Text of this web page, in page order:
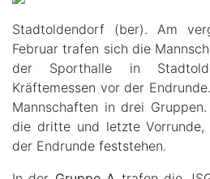
Stadtoldendorf (ber). Am
Februar trafen sich die
der Sporthalle in
Kräftemessen vor der
Mannschaften in drei
die dritte und letzte Vorrunde,
der Endrunde feststehen.